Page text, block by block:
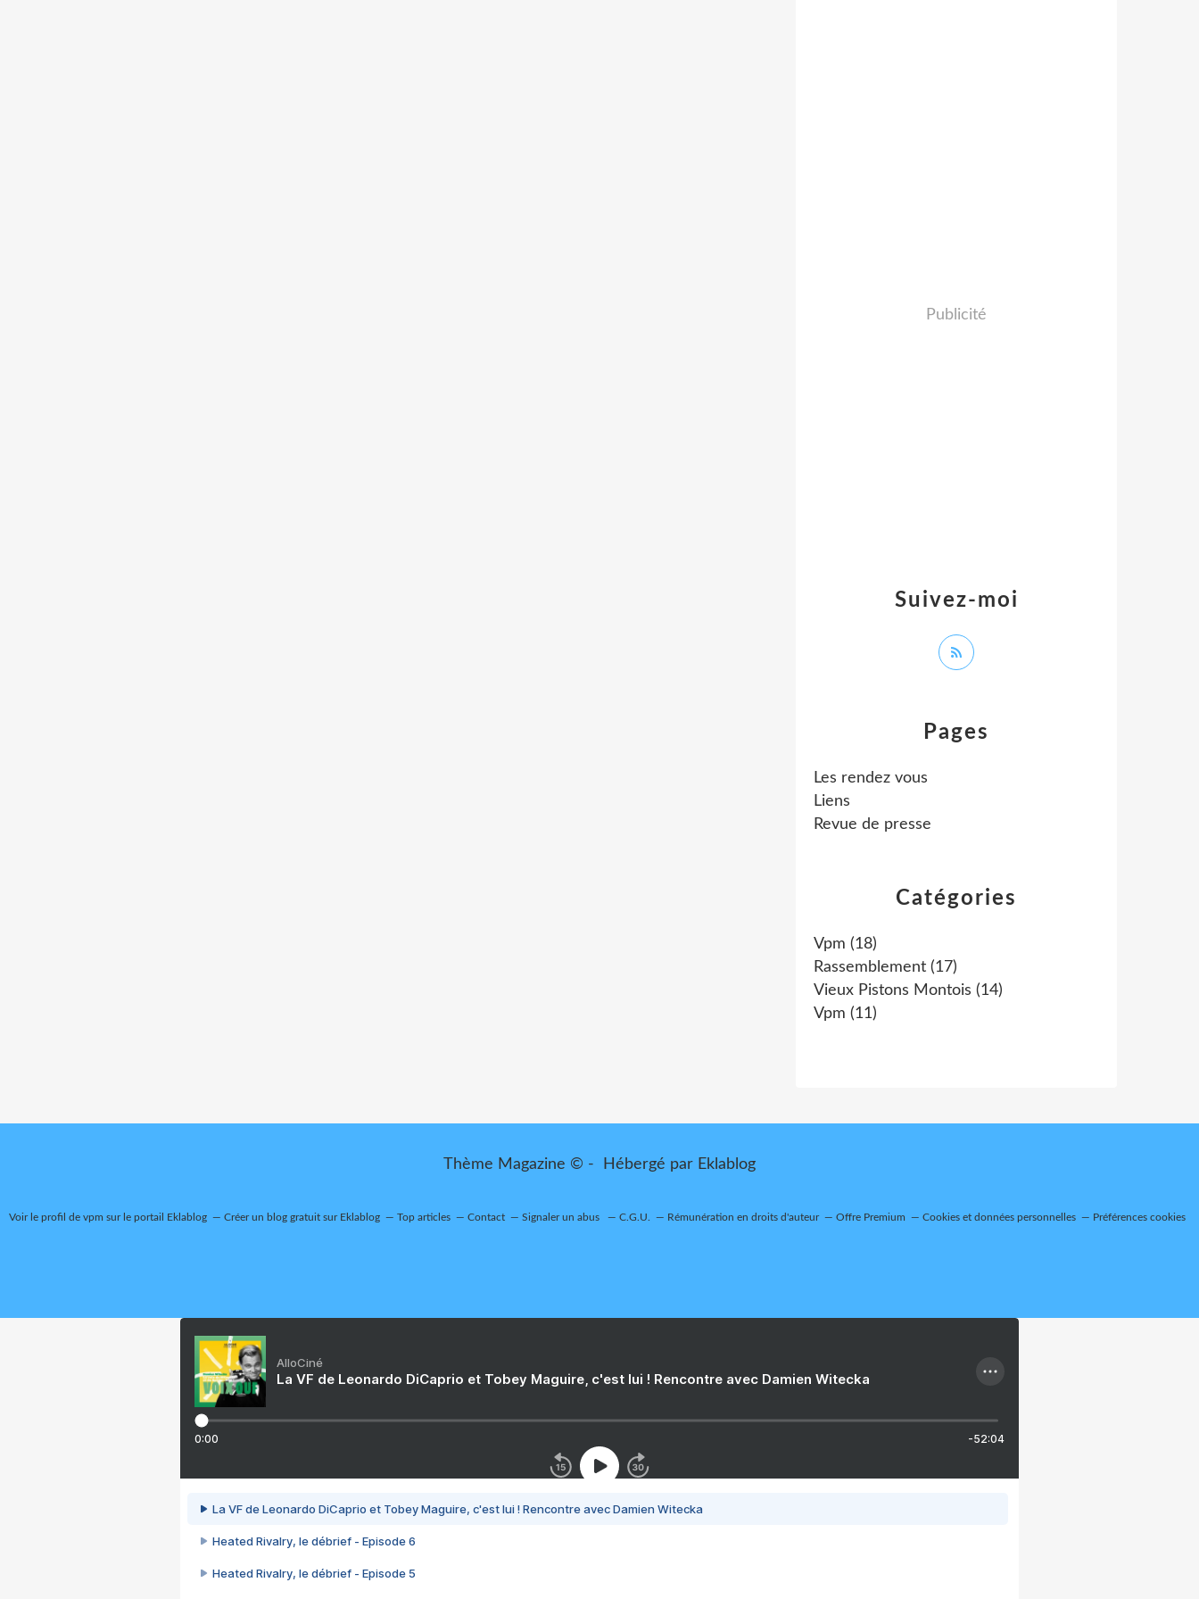
Catégories
Vpm (18)
Rassemblement (17)
Vieux Pistons Montois (14)
Vpm (11)
Pages
Les rendez vous
Liens
Revue de presse
Suivez-moi
Publicité
Thème Magazine © - Hébergé par Eklablog
Voir le profil de vpm sur le portail Eklablog Créer un blog gratuit sur Eklablog Top articles Contact Signaler un abus C.G.U. Rémunération en droits d'auteur Offre Premium Cookies et données personnelles Préférences cookies
AlloCiné
La VF de Leonardo DiCaprio et Tobey Maguire, c'est lui ! Rencontre avec Damien Witecka
0:00 -52:04
La VF de Leonardo DiCaprio et Tobey Maguire, c'est lui ! Rencontre avec Damien Witecka
Heated Rivalry, le débrief - Episode 6
Heated Rivalry, le débrief - Episode 5